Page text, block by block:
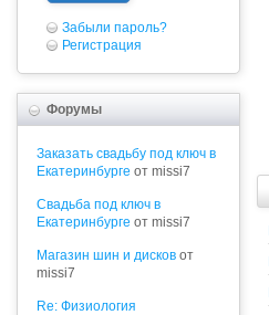
Забыли пароль?
Регистрация
Форумы
Заказать свадьбу под ключ в
Екатеринбурге от missi7
Cвадьба под ключ в
Екатеринбурге от missi7
Магазин шин и дисков от
missi7
Re: Физиология